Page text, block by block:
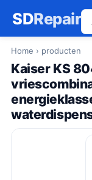
SDRepair
Home › producten
Kaiser KS